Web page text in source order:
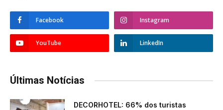
Facebook Instagram
YouTube LinkedIn
Últimas Notícias
DECORHOTEL: 66% dos turistas